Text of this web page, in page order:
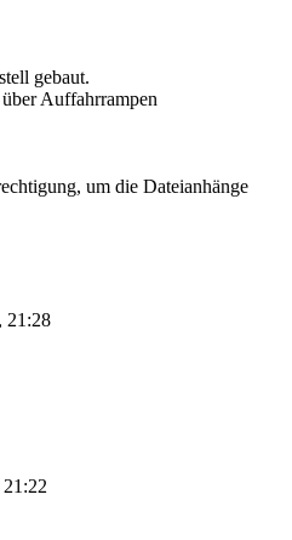
gebaut.
Auffahrrampen
um die Dateianhänge
21:28